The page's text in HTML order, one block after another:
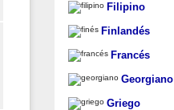
Filipino
Finlandés
Francés
Georgiano
Griego